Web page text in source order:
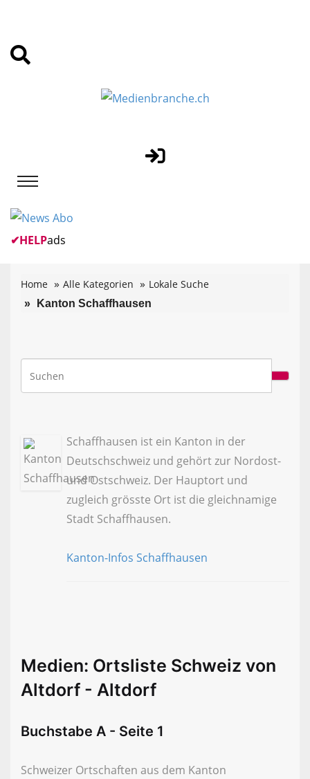
✔HELPads
Home Alle Kategorien Lokale Suche
Kanton Schaffhausen
Schaffhausen ist ein Kanton in der
Deutschschweiz und gehört zur Nordost-
und Ostschweiz. Der Hauptort und
zugleich grösste Ort ist die gleichnamige
Stadt Schaffhausen.
Kanton-Infos Schaffhausen
Medien: Ortsliste Schweiz von
Altdorf - Altdorf
Buchstabe A - Seite 1
Schweizer Ortschaften aus dem Kanton